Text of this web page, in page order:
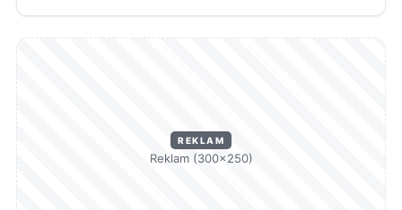
REKLAM
Reklam (300×250)